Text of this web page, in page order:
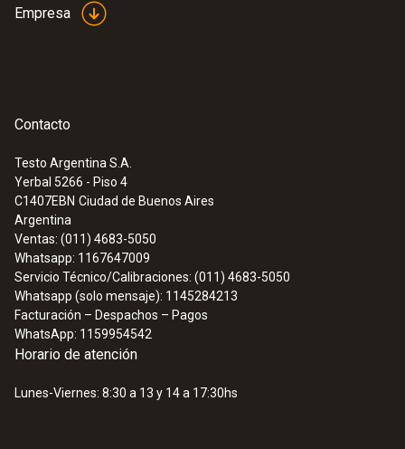
0 hasta +1000 hPa
Resolución
0,1 hPa
Datos técnicos generales
Empresa
Contacto
Testo Argentina S.A.
Yerbal 5266 - Piso 4
C1407EBN Ciudad de Buenos Aires
Argentina
Ventas: (011) 4683-5050
Whatsapp: 1167647009
Servicio Técnico/Calibraciones: (011) 4683-5050
Whatsapp (solo mensaje): 1145284213
Facturación – Despachos – Pagos
WhatsApp: 1159954542
Horario de atención
Lunes-Viernes: 8:30 a 13 y 14 a 17:30hs